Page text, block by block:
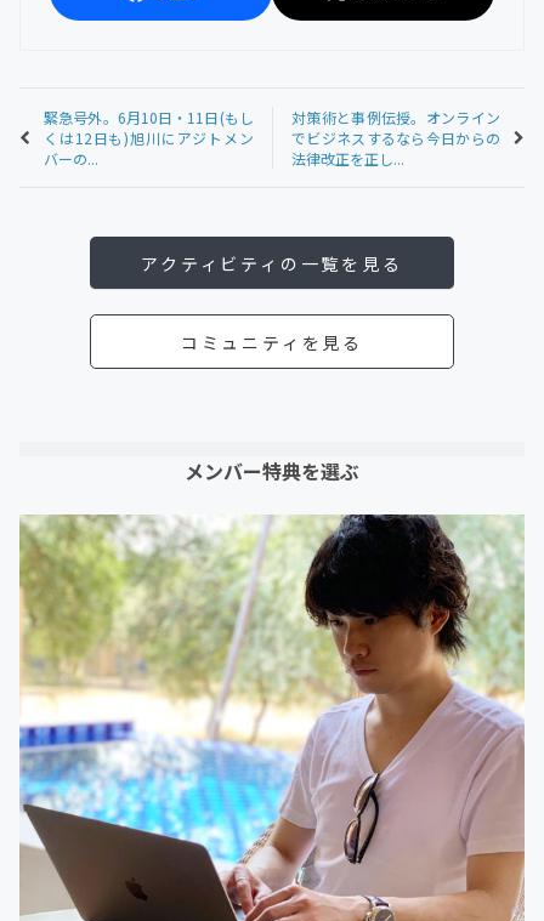
緊急号外。6月10日・11日(もし
くは12日も)旭川にアジトメン
バーの...
対策術と事例伝授。オンライン
でビジネスするなら今日からの
法律改正を正し...
アクティビティの一覧を見る
コミュニティを見る
メンバー特典を選ぶ